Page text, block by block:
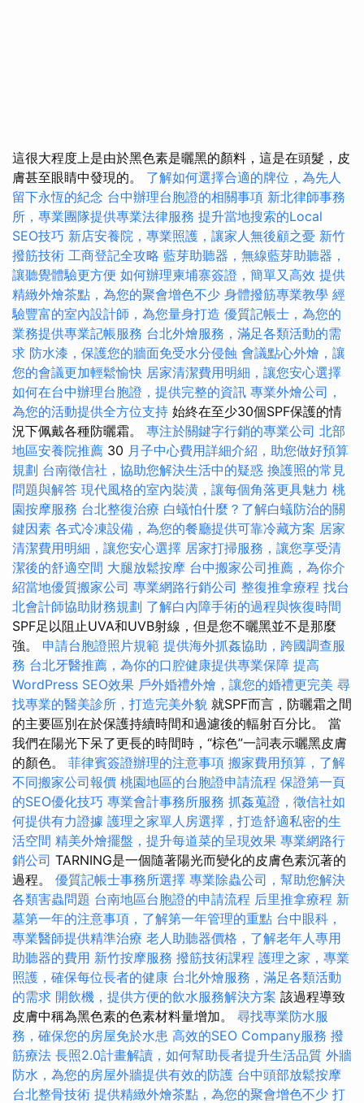
這很大程度上是由於黑色素是曬黑的顏料，這是在頭髮，皮
膚甚至眼睛中發現的。 了解如何選擇合適的牌位，為先人
留下永恆的紀念 台中辦理台胞證的相關事項 新北律師事務
所，專業團隊提供專業法律服務 提升當地搜索的Local
SEO技巧 新店安養院，專業照護，讓家人無後顧之憂 新竹
撥筋技術 工商登記全攻略 藍芽助聽器，無線藍芽助聽器，
讓聽覺體驗更方便 如何辦理柬埔寨簽證，簡單又高效 提供
精緻外燴茶點，為您的聚會增色不少 身體撥筋專業教學 經
驗豐富的室內設計師，為您量身打造 優質記帳士，為您的
業務提供專業記帳服務 台北外燴服務，滿足各類活動的需
求 防水漆，保護您的牆面免受水分侵蝕 會議點心外燴，讓
您的會議更加輕鬆愉快 居家清潔費用明細，讓您安心選擇
如何在台中辦理台胞證，提供完整的資訊 專業外燴公司，
為您的活動提供全方位支持 始終在至少30個SPF保護的情
況下佩戴各種防曬霜。 專注於關鍵字行銷的專業公司 北部
地區安養院推薦 30 月子中心費用詳細介紹，助您做好預算
規劃 台南徵信社，協助您解決生活中的疑惑 換護照的常見
問題與解答 現代風格的室內裝潢，讓每個角落更具魅力 桃
園按摩服務 台北整復治療 白蟻怕什麼？了解白蟻防治的關
鍵因素 各式冷凍設備，為您的餐廳提供可靠冷藏方案 居家
清潔費用明細，讓您安心選擇 居家打掃服務，讓您享受清
潔後的舒適空間 大腿放鬆按摩 台中搬家公司推薦，為你介
紹當地優質搬家公司 專業網路行銷公司 整復推拿療程 找台
北會計師協助財務規劃 了解白內障手術的過程與恢復時間
SPF足以阻止UVA和UVB射線，但是您不曬黑並不是那麼
強。 申請台胞證照片規範 提供海外抓姦協助，跨國調查服
務 台北牙醫推薦，為你的口腔健康提供專業保障 提高
WordPress SEO效果 戶外婚禮外燴，讓您的婚禮更完美 尋
找專業的醫美診所，打造完美外貌 就SPF而言，防曬霜之間
的主要區別在於保護持續時間和過濾後的輻射百分比。 當
我們在陽光下呆了更長的時間時，“棕色”一詞表示曬黑皮膚
的顏色。 菲律賓簽證辦理的注意事項 搬家費用預算，了解
不同搬家公司報價 桃園地區的台胞證申請流程 保證第一頁
的SEO優化技巧 專業會計事務所服務 抓姦蒐證，徵信社如
何提供有力證據 護理之家單人房選擇，打造舒適私密的生
活空間 精美外燴擺盤，提升每道菜的呈現效果 專業網路行
銷公司 TARNING是一個隨著陽光而變化的皮膚色素沉著的
過程。 優質記帳士事務所選擇 專業除蟲公司，幫助您解決
各類害蟲問題 台南地區台胞證的申請流程 后里推拿療程 新
墓第一年的注意事項，了解第一年管理的重點 台中眼科，
專業醫師提供精準治療 老人助聽器價格，了解老年人專用
助聽器的費用 新竹按摩服務 撥筋技術課程 護理之家，專業
照護，確保每位長者的健康 台北外燴服務，滿足各類活動
的需求 開飲機，提供方便的飲水服務解決方案 該過程導致
皮膚中稱為黑色素的色素材料量增加。 尋找專業防水服
務，確保您的房屋免於水患 高效的SEO Company服務 撥
筋療法 長照2.0計畫解讀，如何幫助長者提升生活品質 外牆
防水，為您的房屋外牆提供有效的防護 台中頭部放鬆按摩
台北整骨技術 提供精緻外燴茶點，為您的聚會增色不少 打